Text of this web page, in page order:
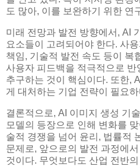
도 많아, 이를 보완하기 위한 연
미래 전망과 발전 방향에서, AI
요소들이 고려되어야 한다. 사
책임, 기술적 발전 속도 등이 복
사용자 피드백을 적극적으로
추구하는 것이 핵심이다. 또한,
게 대처하는 기업 전략이 필요하
결론적으로, AI 이미지 생성 기
모델의 등장으로 인해 변화를
술적 경쟁을 넘어 윤리, 법률적
문제로, 앞으로의 발전 과정에
것이다. 무엇보다도 산업 전반